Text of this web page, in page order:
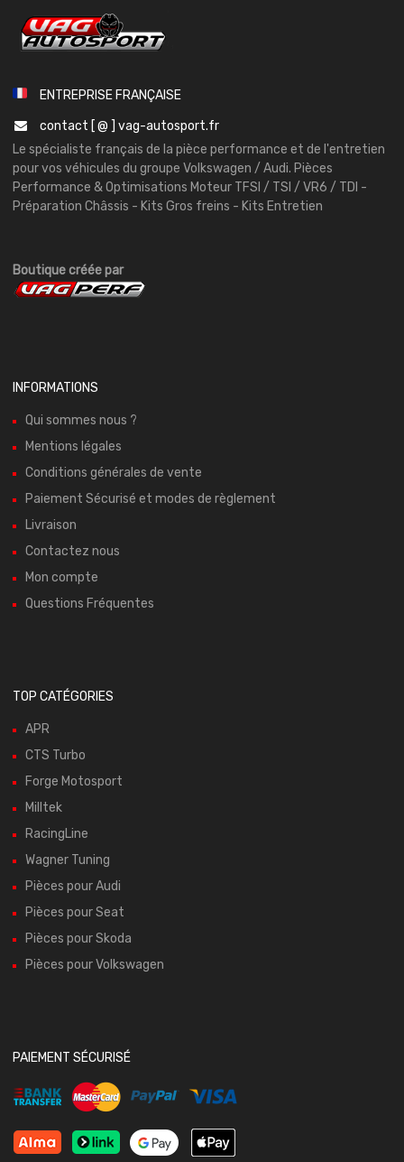
ENTREPRISE FRANÇAISE
contact [ @ ] vag-autosport.fr
Le spécialiste français de la pièce performance et de l'entretien
pour vos véhicules du groupe Volkswagen / Audi. Pièces
Performance & Optimisations Moteur TFSI / TSI / VR6 / TDI -
Préparation Châssis - Kits Gros freins - Kits Entretien
Boutique créée par
INFORMATIONS
Qui sommes nous ?
Mentions légales
Conditions générales de vente
Paiement Sécurisé et modes de règlement
Livraison
Contactez nous
Mon compte
Questions Fréquentes
TOP CATÉGORIES
APR
CTS Turbo
Forge Motosport
Milltek
RacingLine
Wagner Tuning
Pièces pour Audi
Pièces pour Seat
Pièces pour Skoda
Pièces pour Volkswagen
PAIEMENT SÉCURISÉ